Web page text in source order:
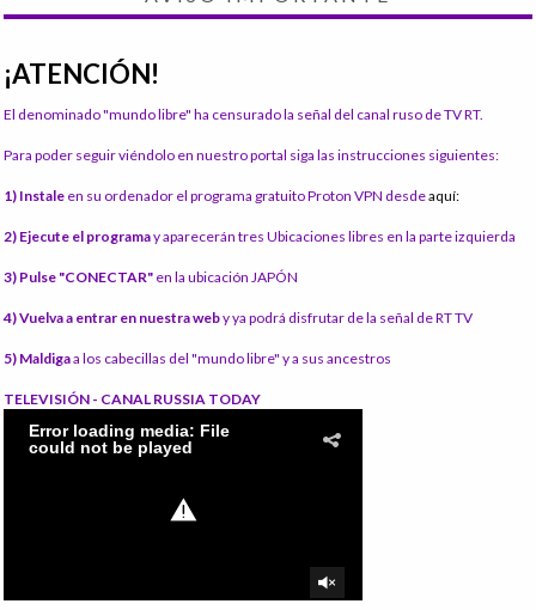
¡ATENCIÓN!
El denominado "mundo libre" ha censurado la señal del canal ruso de TV RT.
Para poder seguir viéndolo en nuestro portal siga las instrucciones siguientes:
1) Instale en su ordenador el programa gratuito Proton VPN desdeaquí:
2) Ejecute el programay aparecerán tres Ubicaciones libres en la parte izquierda
3) Pulse "CONECTAR" en la ubicación JAPÓN
4) Vuelva a entrar en nuestra weby ya podrá disfrutar de la señal de RT TV
5) Maldigaa los cabecillas del "mundo libre" y a sus ancestros
TELEVISIÓN - CANAL RUSSIA TODAY